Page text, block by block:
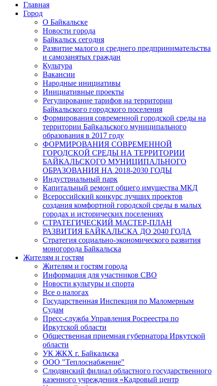
Главная
Город
О Байкальске
Новости города
Байкальск сегодня
Развитие малого и среднего предпринимательства
и самозанятых граждан
Культура
Вакансии
Народные инициативы
Инициативные проекты
Регулирование тарифов на территории
Байкальского городского поселения
Формирования современной городской среды на
территории Байкальского муниципального
образования в 2017 году
ФОРМИРОВАНИЯ СОВРЕМЕННОЙ
ГОРОДСКОЙ СРЕДЫ НА ТЕРРИТОРИИ
БАЙКАЛЬСКОГО МУНИЦИПАЛЬНОГО
ОБРАЗОВАНИЯ НА 2018-2030 ГОДЫ
Индустриальный парк
Капитальный ремонт общего имущества МКД
Всероссийский конкурс лучших проектов
создания комфортной городской среды в малых
городах и исторических поселениях
СТРАТЕГИЧЕСКИЙ МАСТЕР-ПЛАН
РАЗВИТИЯ БАЙКАЛЬСКА ДО 2040 ГОДА
Стратегия социально-экономического развития
моногорода Байкальска
Жителям и гостям
Жителям и гостям города
Информация для участников СВО
Новости культуры и спорта
Все о налогах
Государственная Инспекция по Маломерным
Судам
Пресс-служба Управления Росреестра по
Иркутской области
Общественная приемная губернатора Иркутской
области
УК ЖКХ г. Байкальска
ООО "Теплоснабжение"
Слюдянский филиал областного государственного
казенного учреждения «Кадровый центр